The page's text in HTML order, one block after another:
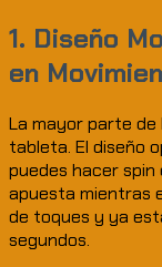
1. Diseño
en
La mayor parte
tableta. El diseño
puedes hacer
apuesta mientras
de toques y ya
segundos.